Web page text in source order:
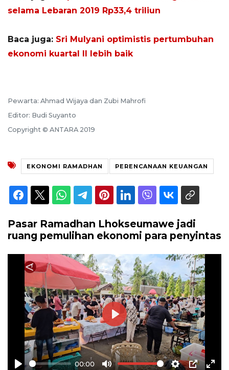
selama Lebaran 2019 Rp33,4 triliun
Baca juga: Sri Mulyani optimistis pertumbuhan
ekonomi kuartal II lebih baik
Pewarta: Ahmad Wijaya dan Zubi Mahrofi
Editor: Budi Suyanto
Copyright © ANTARA 2019
EKONOMI RAMADHAN PERENCANAAN KEUANGAN
Pasar Ramadhan Lhokseumawe jadi
ruang pemulihan ekonomi para penyintas
00:00
Play